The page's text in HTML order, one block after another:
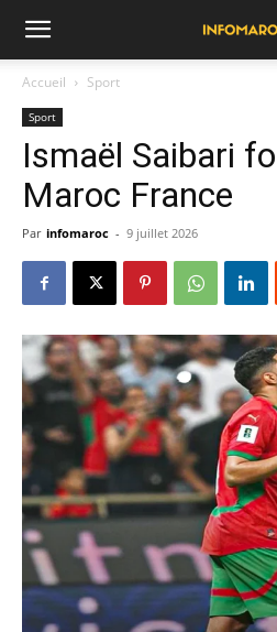
Accueil Sport
Sport
Ismaël Saibari
Maroc France
Par infomaroc - 9 juillet 2026